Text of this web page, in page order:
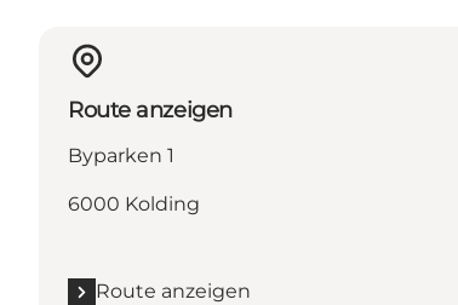
Route anzeigen
Byparken 1
6000 Kolding
Route anzeigen